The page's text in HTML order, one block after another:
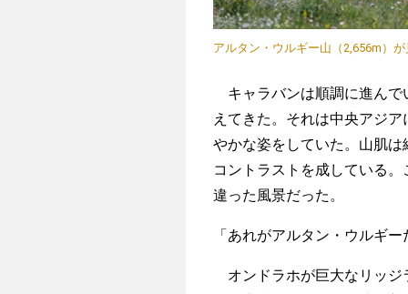
アルタン・ウルギー山（2,656m）
キャラバンは順調に進んで
えてきた。それは中央アジ
やかな姿をしていた。山肌
コントラストを成している
違った風景だった。
「あれがアルタン・ウルギー
オンドラホが巨大なリッジ